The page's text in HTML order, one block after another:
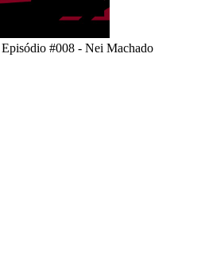
Episódio #008 - Nei Machado